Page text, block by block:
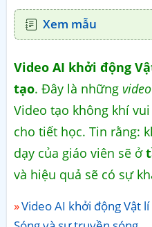
Xem mẫu
Video AI khởi động
tạo. Đây là những
Video tạo không khí
cho tiết học. Tin rằng:
dạy của giáo viên sẽ ở
và hiệu quả sẽ có sự
Video AI khởi động Vật